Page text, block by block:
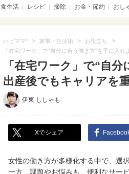
食生活 レシピ 掃除 お金・節約 おし
ハピママ* > 家事・生活術 > お役立ち >
「在宅ワーク」で“自分に合う働き方”を手に入
「在宅ワーク」で“自
出産後でもキャリアを
伊東 ししゃも
Xでシェア
女性の働き方が多様化する中で、選
一方、課題やお悩みも。便利なサー